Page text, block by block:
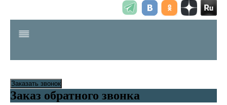
Заказать звонок
Заказ обратного звонка